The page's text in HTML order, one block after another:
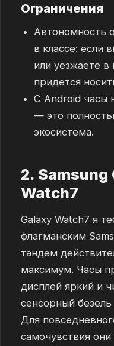
Ограничения
Автономность
в классе: если
или уезжаете в
придется
С Android часы
— это
экосистема.
2. Samsung
Watch7
Galaxy Watch7 я
флагманским
тандем
максимум. Часы
дисплей яркий и
сенсорный безель
Для
самочувствия